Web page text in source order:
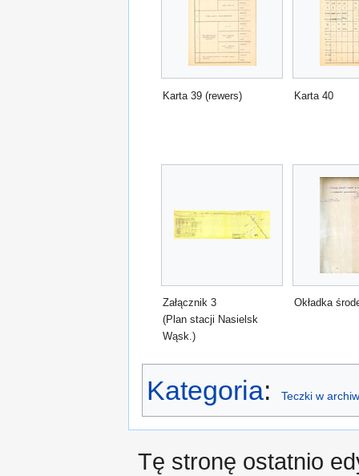
Karta 39 (rewers) Karta 40
Załącznik 3
(Plan stacji Nasielsk
Wąsk.)
Okładka
Kategoria: Teczki w
Tę stronę ostatnio